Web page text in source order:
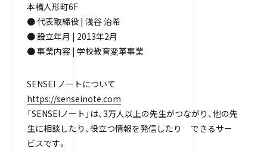
本橋人形町6F
● 代表取締役 | 浅谷 治希
● 設立年月 | 2013年2月
● 事業内容 | 学校教育変革事業
SENSEI ノートについて
https://senseinote.com
「SENSEIノート」は、3万人以上の先生がつながり、他の先
生に相談したり、役立つ情報を発信したり できるサー
ビスです。